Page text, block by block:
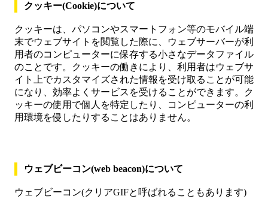
クッキー(Cookie)について
クッキーは、パソコンやスマートフォン等のモバイル端
末でウェブサイトを閲覧した際に、ウェブサーバーが利
用者のコンピューターに保存する小さなデータファイル
のことです。クッキーの働きにより、利用者はウェブサ
イト上でカスタマイズされた情報を受け取ることが可能
になり、効率よくサービスを受けることができます。ク
ッキーの使用で個人を特定したり、コンピューターの利
用環境を侵したりすることはありません。
ウェブビーコン(web beacon)について
ウェブビーコン(クリアGIFと呼ばれることもあります)